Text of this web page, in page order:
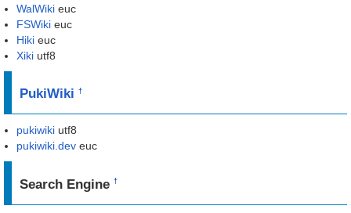
WalWiki euc
FSWiki euc
Hiki euc
Xiki utf8
PukiWiki †
pukiwiki utf8
pukiwiki.dev euc
Search Engine†